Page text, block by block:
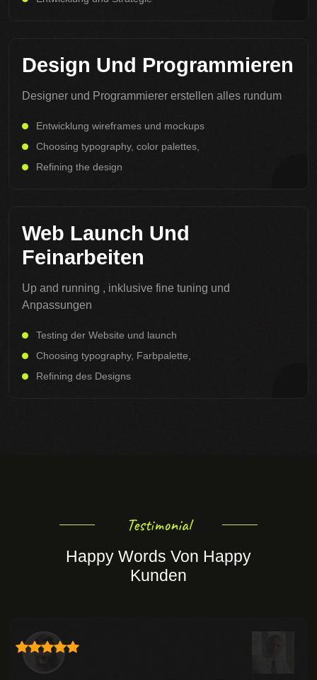
Design Und Programmieren
Designer und Programmierer erstellen alles rundum
Entwicklung wireframes und mockups
Choosing typography, color palettes,
Refining the design
Web Launch Und
Feinarbeiten
Up and running , inklusive fine tuning und
Anpassungen
Testing der Website und launch
Choosing typography, Farbpalette,
Refining des Designs
Testimonial
Happy Words Von Happy
Kunden